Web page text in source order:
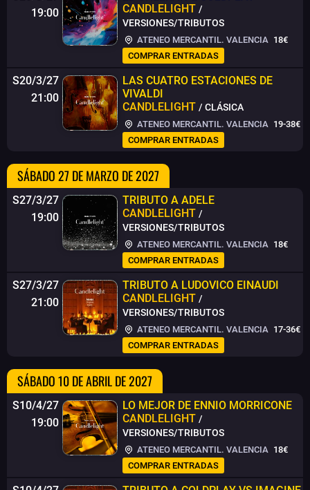
19:00
CANDLELIGHT /
VERSIONES/TRIBUTOS
ATENEO MERCANTIL. VALENCIA 18€
COMPRAR ENTRADAS
S20/3/27
21:00
LAS CUATRO ESTACIONES DE
VIVALDI
CANDLELIGHT / CLÁSICA
ATENEO MERCANTIL. VALENCIA 19-38€
COMPRAR ENTRADAS
SÁBADO 27 DE MARZO DE 2027
S27/3/27
19:00
TRIBUTO A ADELE
CANDLELIGHT /
VERSIONES/TRIBUTOS
ATENEO MERCANTIL. VALENCIA 18€
COMPRAR ENTRADAS
S27/3/27
21:00
TRIBUTO A LUDOVICO EINAUDI
CANDLELIGHT /
VERSIONES/TRIBUTOS
ATENEO MERCANTIL. VALENCIA 17-36€
COMPRAR ENTRADAS
SÁBADO 10 DE ABRIL DE 2027
S10/4/27
19:00
LO MEJOR DE ENNIO MORRICONE
CANDLELIGHT /
VERSIONES/TRIBUTOS
ATENEO MERCANTIL. VALENCIA 18€
COMPRAR ENTRADAS